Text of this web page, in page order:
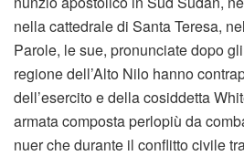
nella cattedrale di Santa Teresa,
Parole, le sue, pronunciate dopo
regione dell’Alto Nilo hanno
dell’esercito e della cosiddetta
armata composta perlopiù da
nuer che durante il conflitto civile